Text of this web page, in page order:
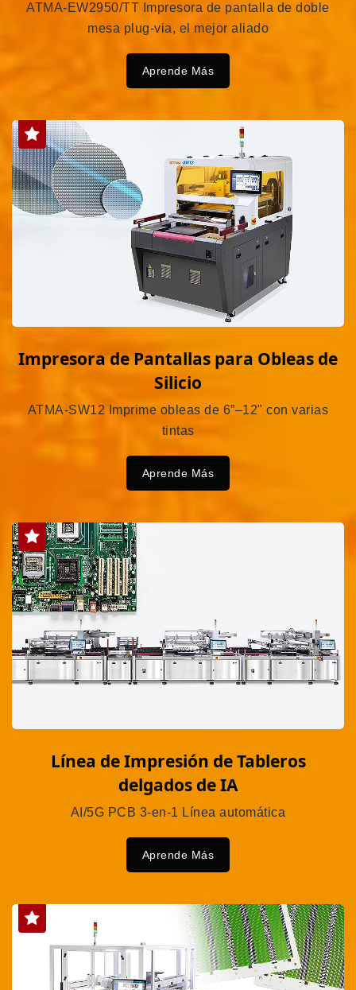
ATMA-EW2950/TT Impresora de pantalla de doble
mesa plug-via, el mejor aliado
Aprende Más
Impresora de Pantallas para Obleas de
Silicio
ATMA-SW12 Imprime obleas de 6”–12" con varias
tintas
Aprende Más
Línea de Impresión de Tableros
delgados de IA
AI/5G PCB 3-en-1 Línea automática
Aprende Más